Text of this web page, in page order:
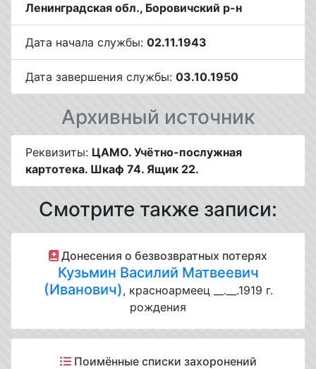
Ленинградская обл., Боровичский р-н
Дата начала службы: 02.11.1943
Дата завершения службы: 03.10.1950
Архивный источник
Реквизиты: ЦАМО. Учётно-послужная
картотека. Шкаф 74. Ящик 22.
Смотрите также записи:
Донесения о безвозвратных потерях
Кузьмин Василий Матвеевич
(Иванович), красноармеец __.__.1919 г.
рождения
Поимённые списки захоронений